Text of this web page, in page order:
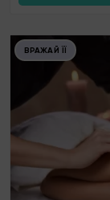
ВРАЖАЙ ЇЇ